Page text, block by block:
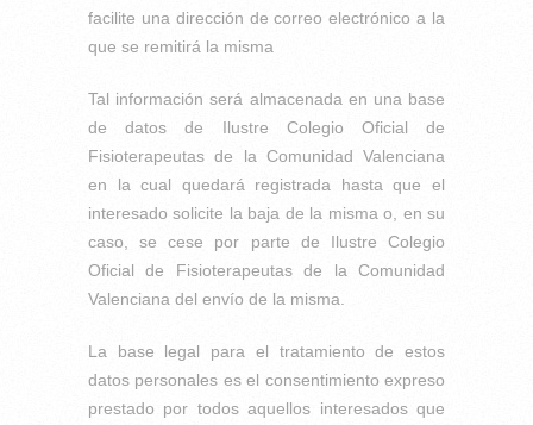
facilite una dirección de correo electrónico a la
que se remitirá la misma
Tal información será almacenada en una base
de datos de Ilustre Colegio Oficial de
Fisioterapeutas de la Comunidad Valenciana
en la cual quedará registrada hasta que el
interesado solicite la baja de la misma o, en su
caso, se cese por parte de Ilustre Colegio
Oficial de Fisioterapeutas de la Comunidad
Valenciana del envío de la misma.
La base legal para el tratamiento de estos
datos personales es el consentimiento expreso
prestado por todos aquellos interesados que